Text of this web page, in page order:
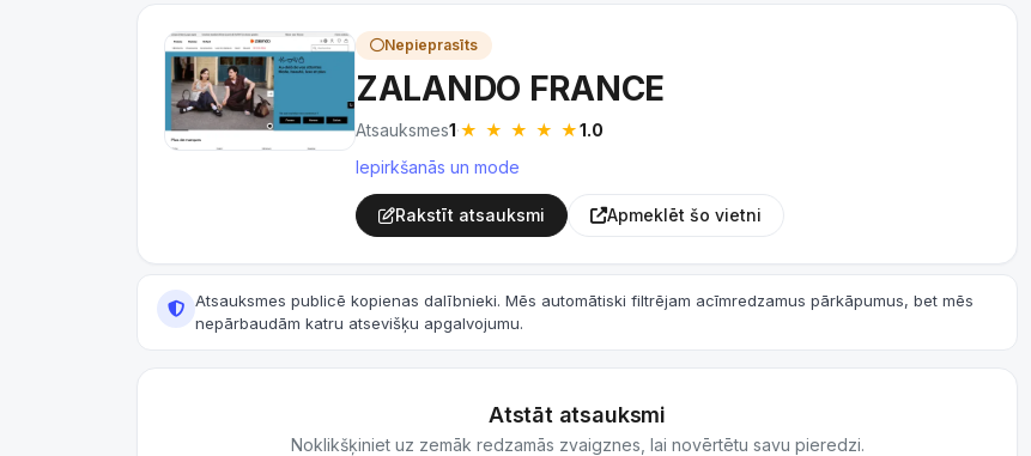
Nepieprasīts
ZALANDO FRANCE
Atsauksmes1·★ ★ ★ ★ ★1.0
Iepirkšanās un mode
Rakstīt atsauksmi Apmeklēt šo vietni
Atsauksmes publicē kopienas dalībnieki. Mēs automātiski filtrējam acīmredzamus pārkāpumus, bet mēs
nepārbaudām katru atsevišķu apgalvojumu.
Atstāt atsauksmi
Noklikšķiniet uz zemāk redzamās zvaigznes, lai novērtētu savu pieredzi.